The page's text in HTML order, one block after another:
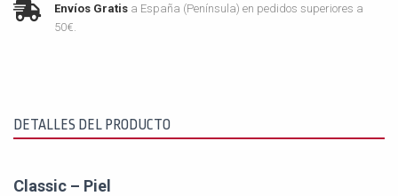
Envíos Gratis a España (Península) en pedidos superiores a
50€.
DETALLES DEL PRODUCTO
Classic – Piel